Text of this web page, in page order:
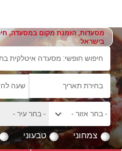
מסעדות, הזמנת מקום במסעדה,
בישראל
צמחוני טבעוני